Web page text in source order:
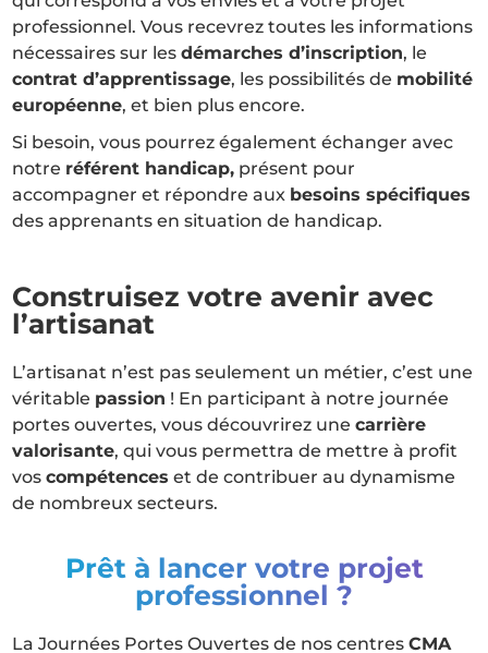
professionnel. Vous recevrez toutes les informations
nécessaires sur lesdémarches d’inscription, le
contrat d’apprentissage, les possibilités de mobilité
européenne, et bien plus encore.
Si besoin, vous pourrez également échanger avec
notre référent handicap, présent pour
accompagner et répondre aux besoins spécifiques
des apprenants en situation de handicap.
Construisez votre avenir avec
l’artisanat
L’artisanat n’est pas seulement un métier, c’est une
véritable passion ! En participant à notre journée
portes ouvertes, vous découvrirez unecarrière
valorisante, qui vous permettra de mettre à profit
voscompétences et de contribuer au dynamisme
de nombreux secteurs.
Prêt à lancer votre projet
professionnel ?
La Journées Portes Ouvertes de nos centresCMA